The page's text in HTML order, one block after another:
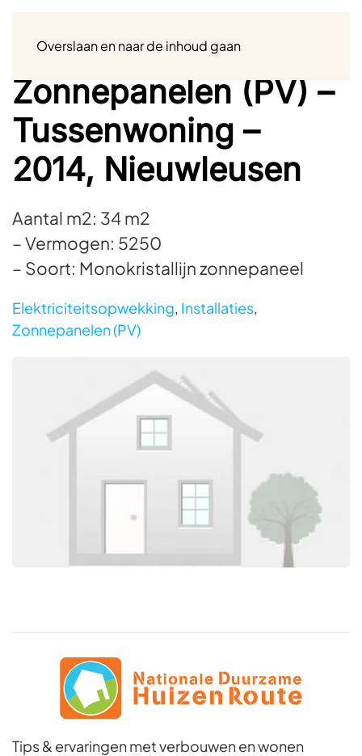
Overslaan en naar de inhoud gaan
Zonnepanelen (PV) –
Tussenwoning –
2014, Nieuwleusen
Aantal m2: 34 m2
– Vermogen: 5250
– Soort: Monokristallijn zonnepaneel
Elektriciteitsopwekking, Installaties,
Zonnepanelen (PV)
Tips & ervaringen met verbouwen en wonen